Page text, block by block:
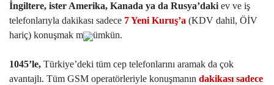
İngiltere, ister Amerika, Kanada ya da Rusya’daki ev ve iş
telefonlarıyla dakikası sadece 7 Yeni Kuruş’a (KDV dahil, ÖİV
hariç) konuşmak m
ümkün.
1045’le, Türkiye’deki tüm cep telefonlarını aramak da çok
avantajlı. Tüm GSM operatörleriyle konuşmanın dakikası sadece